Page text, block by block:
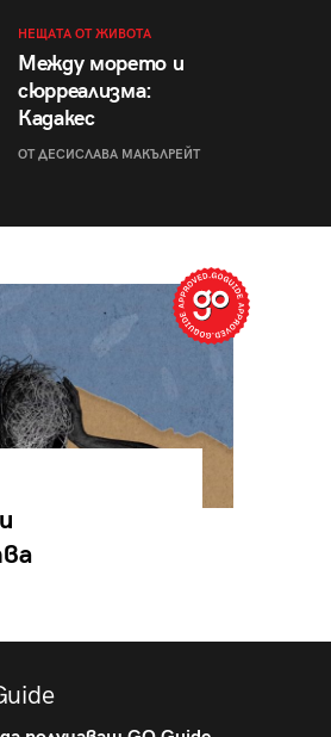
НЕЩАТА ОТ ЖИВОТА
Между морето и
сюрреализма:
Кадакес
ОТ ДЕСИСЛАВА МАКЪЛРЕЙТ